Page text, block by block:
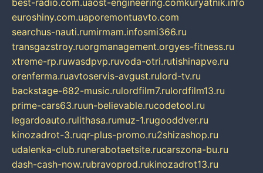
best-radio.com.uaost-engineering.comkuryatnik.info
euroshiny.com.uaporemontuavto.com
searchus-nauti.rumirmam.infosmi366.ru
transgazstroy.ruorgmanagement.orgyes-fitness.ru
xtreme-rp.ruwasdpvp.ruvoda-otri.rutishinapve.ru
orenferma.ruavtoservis-avgust.rulord-tv.ru
backstage-682-music.rulordfilm7.rulordfilm13.ru
prime-cars63.ruun-believable.rucodetool.ru
legardoauto.rulithasa.rumuz-1.rugooddver.ru
kinozadrot-3.ruqr-plus-promo.ru2shizashop.ru
udalenka-club.runerabotaetsite.rucarszona-bu.ru
dash-cash-now.rubravoprod.rukinozadrot13.ru